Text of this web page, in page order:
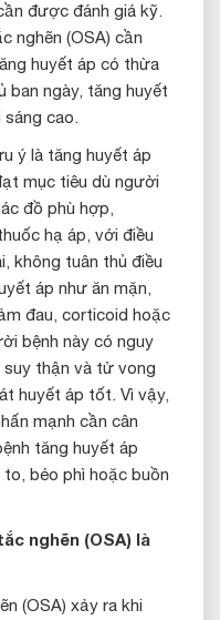
được đánh giá kỹ.
nghẽn (OSA) cần
huyết áp có thừa
ban ngày, tăng huyết
cao.
ý là tăng huyết áp
mục tiêu dù người
đồ phù hợp,
hạ áp, với điều
không tuân thủ điều
áp như ăn mặn,
đau, corticoid hoặc
bệnh này có nguy
thận và tử vong
huyết áp tốt. Vì vậy,
mạnh cần cân
tăng huyết áp
béo phì hoặc buồn
nghẽn (OSA) là
(OSA) xảy ra khi